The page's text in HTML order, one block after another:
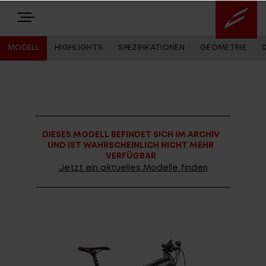
EQUIPMENT
Über uns
MODELL HIGHLIGHTS SPEZIFIKATIONEN GEOMETRIE
DIESES MODELL BEFINDET SICH IM ARCHIV
UND IST WAHRSCHEINLICH NICHT MEHR
VERFÜGBAR
Jetzt ein aktuelles Modelle finden